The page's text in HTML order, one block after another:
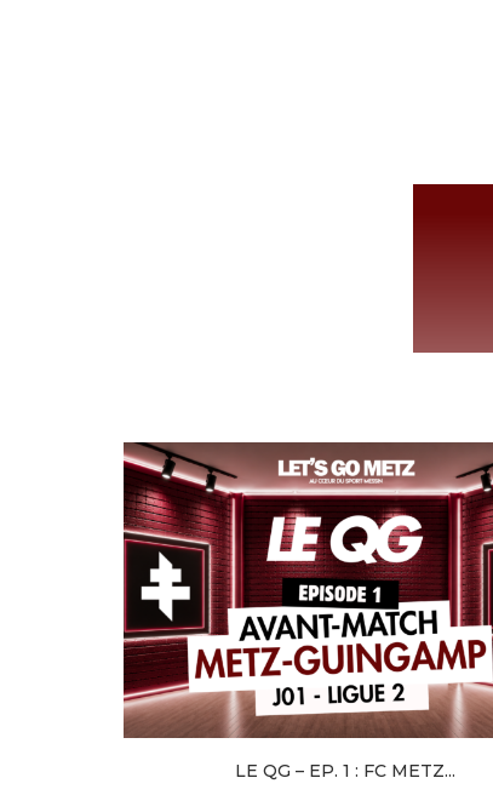
LE QG – EP. 1 : FC METZ...